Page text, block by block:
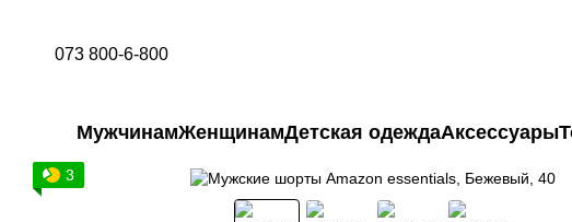
073 800-6-800
МужчинамЖенщинамДетская одеждаАксессуары
3